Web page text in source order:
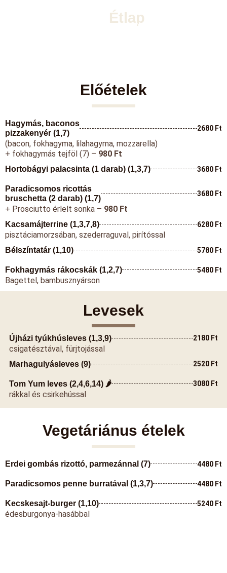
Étlap
Ízutazás 2004 óta
Előételek
Hagymás, baconos
pizzakenyér (1,7)
2680 Ft
(bacon, fokhagyma, lilahagyma, mozzarella)
+ fokhagymás tejföl (7) – 980 Ft
Hortobágyi palacsinta (1 darab) (1,3,7) 3680 Ft
Paradicsomos ricottás
bruschetta (2 darab) (1,7)
3680 Ft
+ Prosciutto érlelt sonka – 980 Ft
Kacsamájterrine (1,3,7,8) 6280 Ft
pisztáciamorzsában, szederraguval, pirítóssal
Bélszíntatár (1,10) 5780 Ft
Fokhagymás rákocskák (1,2,7) 5480 Ft
Bagettel, bambusznyárson
Levesek
Újházi tyúkhúsleves (1,3,9) 2180 Ft
csigatésztával, fürjtojással
Marhagulyásleves (9) 2520 Ft
Tom Yum leves (2,4,6,14) 🌶️ 3080 Ft
rákkal és csirkehússal
Vegetáriánus ételek
Erdei gombás rizottó, parmezánnal (7) 4480 Ft
Paradicsomos penne burratával (1,3,7) 4480 Ft
Kecskesajt-burger (1,10) 5240 Ft
édesburgonya-hasábbal